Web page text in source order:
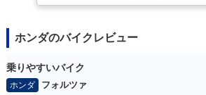
ホンダのバイクレビュー
乗りやすいバイク
ホンダ
フォルツァ